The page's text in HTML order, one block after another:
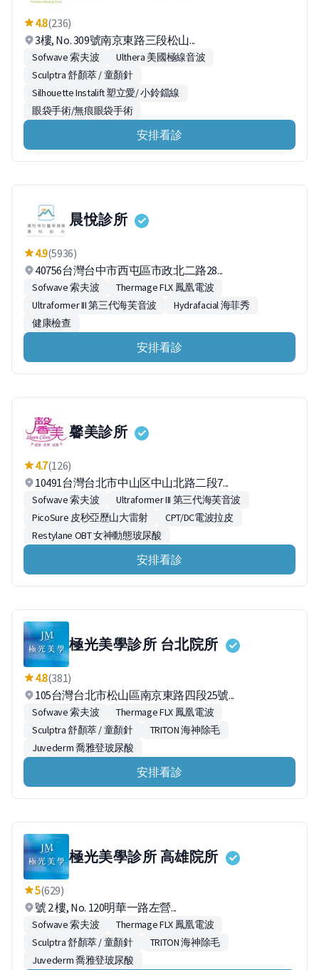
4.8(236)
3樓, No. 309號南京東路三段松山...
Sofwave 索夫波
Ulthera 美國極線音波
Sculptra 舒顏萃 / 童顏針
Silhouette Instalift 塑立愛/ 小鈴鐺線
眼袋手術/無痕眼袋手術
安排看診
晨悅診所
4.9(5936)
40756台灣台中市西屯區市政北二路28...
Sofwave 索夫波
Thermage FLX 鳳凰電波
Ultraformer III 第三代海芙音波
Hydrafacial 海菲秀
健康檢查
安排看診
馨美診所
4.7(126)
10491台灣台北市中山区中山北路二段7...
Sofwave 索夫波
Ultraformer III 第三代海芙音波
PicoSure 皮秒亞歷山大雷射
CPT/DC電波拉皮
Restylane OBT 女神動態玻尿酸
安排看診
極光美學診所 台北院所
4.8(381)
105台灣台北市松山區南京東路四段25號...
Sofwave 索夫波
Thermage FLX 鳳凰電波
Sculptra 舒顏萃 / 童顏針
TRITON 海神除毛
Juvederm 喬雅登玻尿酸
安排看診
極光美學診所 高雄院所
5(629)
號 2 樓, No. 120明華一路左營...
Sofwave 索夫波
Thermage FLX 鳳凰電波
Sculptra 舒顏萃 / 童顏針
TRITON 海神除毛
Juvederm 喬雅登玻尿酸